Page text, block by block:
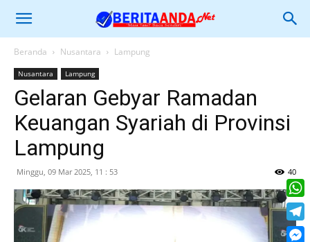
Beranda Nusantara Lampung
Nusantara Lampung
Gelaran Gebyar Ramadan
Keuangan Syariah di Provinsi
Lampung
Minggu, 09 Mar 2025, 11 : 53 40